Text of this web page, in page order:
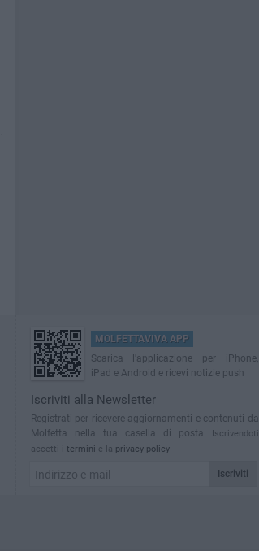
MOLFETTAVIVA APP
Scarica l'applicazione per iPhone,
iPad e Android e ricevi notizie push
Iscriviti alla Newsletter
Registrati per ricevere aggiornamenti e contenuti da
Molfetta nella tua casella di posta
Iscrivendoti
accetti i termini e la privacy policy
Iscriviti